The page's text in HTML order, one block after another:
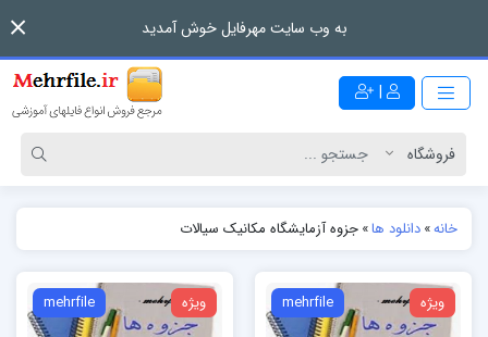
به وب سایت مهرفایل خوش آمدید
|
خانه»دانلود ها»جزوه آزمایشگاه مکانیک سیالات
ویژه mehrfile ویژه mehrfile